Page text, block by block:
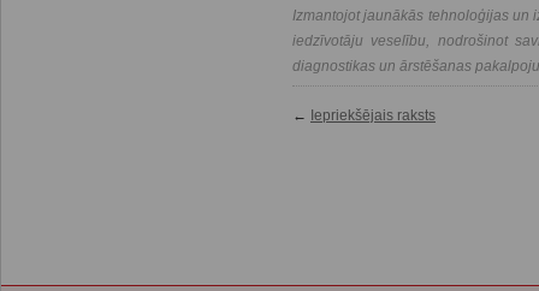
Izmantojot jaunākās tehnoloģijas un
iedzīvotāju veselību, nodrošinot
diagnostikas un ārstēšanas
← Iepriekšējais raksts